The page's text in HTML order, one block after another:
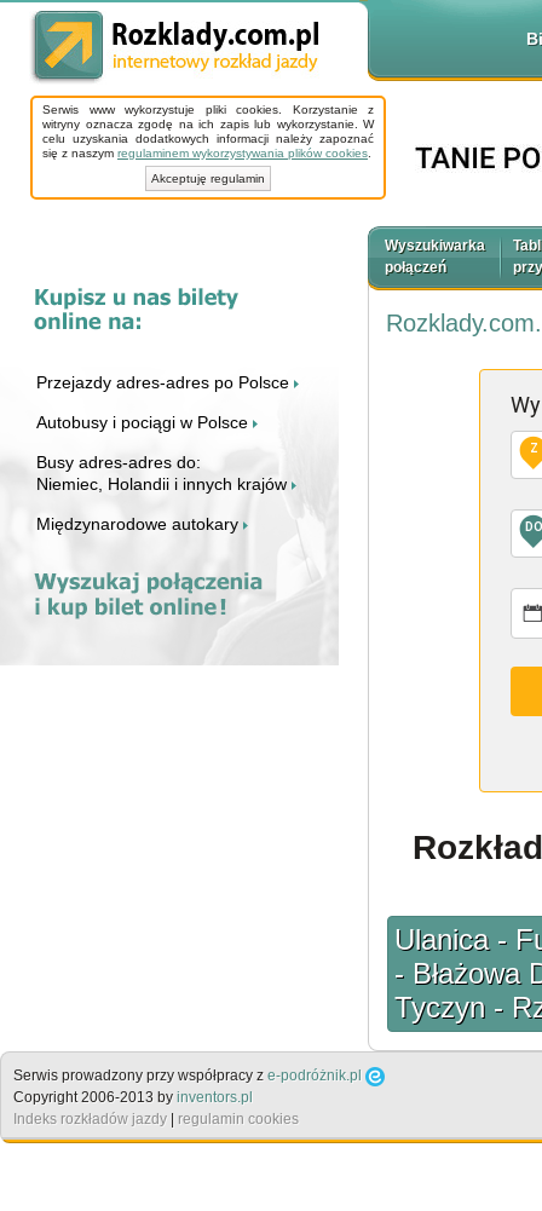
Serwis www wykorzystuje pliki cookies. Korzystanie z
witryny oznacza zgodę na ich zapis lub wykorzystanie. W
celu uzyskania dodatkowych informacji należy zapoznać
się z naszym regulaminem wykorzystywania plików cookies
Akceptuję regulamin
Przejazdy adres-adres po Polsce
Autobusy i pociągi w Polsce
Busy adres-adres do:
Niemiec, Holandii i innych krajów
Międzynarodowe autokary
Wyszukiwarka
połączeń
Z
DO
Ulanica -
- Błażowa
Tyczyn -
Serwis prowadzony przy współpracy z e-podróżnik.pl
Copyright 2006-2013 by inventors.pl
Indeks rozkładów jazdy | regulamin cookies